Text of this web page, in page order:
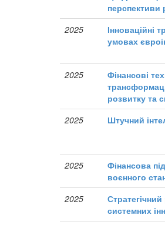
перспективи
2025
Інноваційні
умовах
2025
Фінансові
розвитку та
2025
Штучний
2025
Фінансова
воєнного
2025
системних